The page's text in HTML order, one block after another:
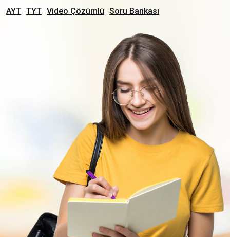
AYT TYT Video Çözümlü Soru Bankası